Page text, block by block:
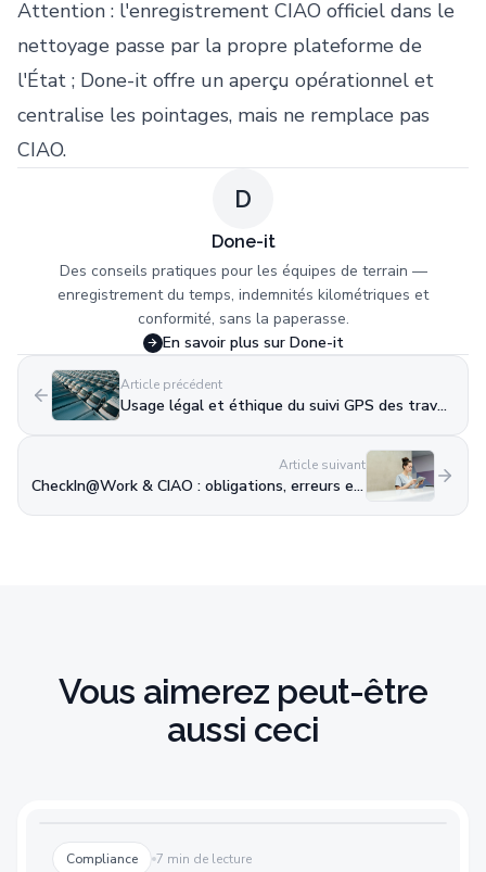
Attention : l'enregistrement CIAO officiel dans le
nettoyage passe par la propre plateforme de
l'État ; Done-it offre un aperçu opérationnel et
centralise les pointages, mais ne remplace pas
CIAO.
D
Done-it
Des conseils pratiques pour les équipes de terrain —
enregistrement du temps, indemnités kilométriques et
conformité, sans la paperasse.
En savoir plus sur Done-it
Article précédent
Usage légal et éthique du suivi GPS des travailleurs mobiles en Belgique
Article suivant
CheckIn@Work & CIAO : obligations, erreurs et conseils pour les PME belges
Vous aimerez peut-être
aussi ceci
Compliance 7 min de lecture